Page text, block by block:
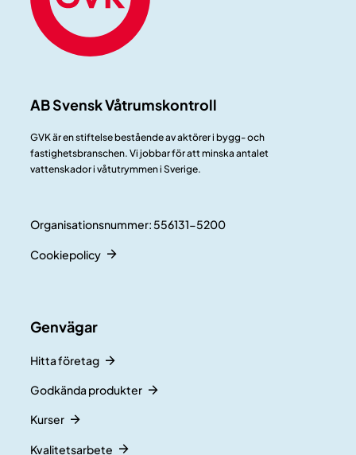
AB Svensk Våtrumskontroll
GVK är en stiftelse bestående av aktörer i bygg- och
fastighetsbranschen. Vi jobbar för att minska antalet
vattenskador i våtutrymmen i Sverige.
Organisationsnummer: 556131-5200
Cookiepolicy
Genvägar
Hitta företag
Godkända produkter
Kurser
Kvalitetsarbete